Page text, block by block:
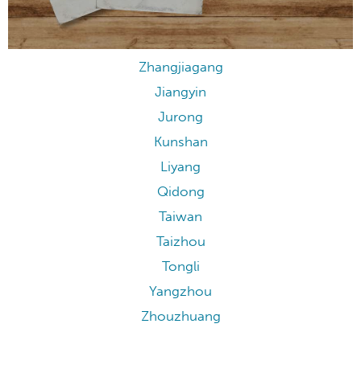
Zhangjiagang
Jiangyin
Jurong
Kunshan
Liyang
Qidong
Taiwan
Taizhou
Tongli
Yangzhou
Zhouzhuang